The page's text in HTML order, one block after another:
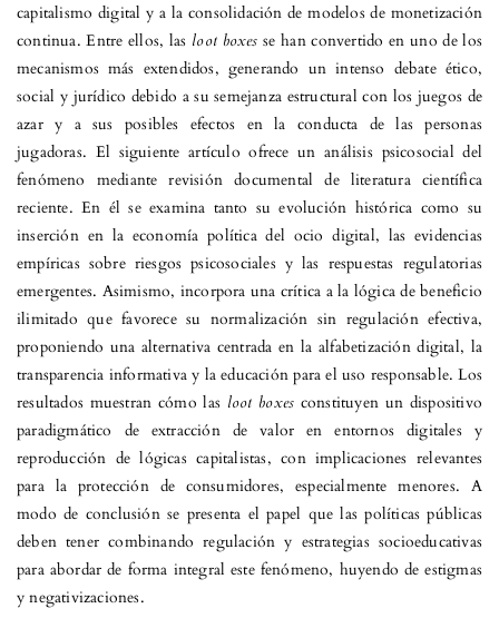
capitalismo digital y a la consolidación de modelos de monetización
continua. Entre ellos, las loot boxes se han convertido en uno de los
mecanismos más extendidos, generando un intenso debate ético,
social y jurídico debido a su semejanza estructural con los juegos de
azar y a sus posibles efectos en la conducta de las personas
jugadoras. El siguiente artículo ofrece un análisis psicosocial del
fenómeno mediante revisión documental de literatura científica
reciente. En él se examina tanto su evolución histórica como su
inserción en la economía política del ocio digital, las evidencias
empíricas sobre riesgos psicosociales y las respuestas regulatorias
emergentes. Asimismo, incorpora una crítica a la lógica de beneficio
ilimitado que favorece su normalización sin regulación efectiva,
proponiendo una alternativa centrada en la alfabetización digital, la
transparencia informativa y la educación para el uso responsable. Los
resultados muestran cómo las loot boxes constituyen un dispositivo
paradigmático de extracción de valor en entornos digitales y
reproducción de lógicas capitalistas, con implicaciones relevantes
para la protección de consumidores, especialmente menores. A
modo de conclusión se presenta el papel que las políticas públicas
deben tener combinando regulación y estrategias socioeducativas
para abordar de forma integral este fenómeno, huyendo de estigmas
y negativizaciones.